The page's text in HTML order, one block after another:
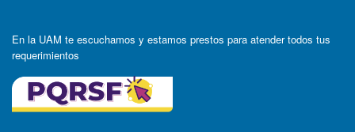
En la UAM te escuchamos y estamos prestos para atender todos tus
requerimientos